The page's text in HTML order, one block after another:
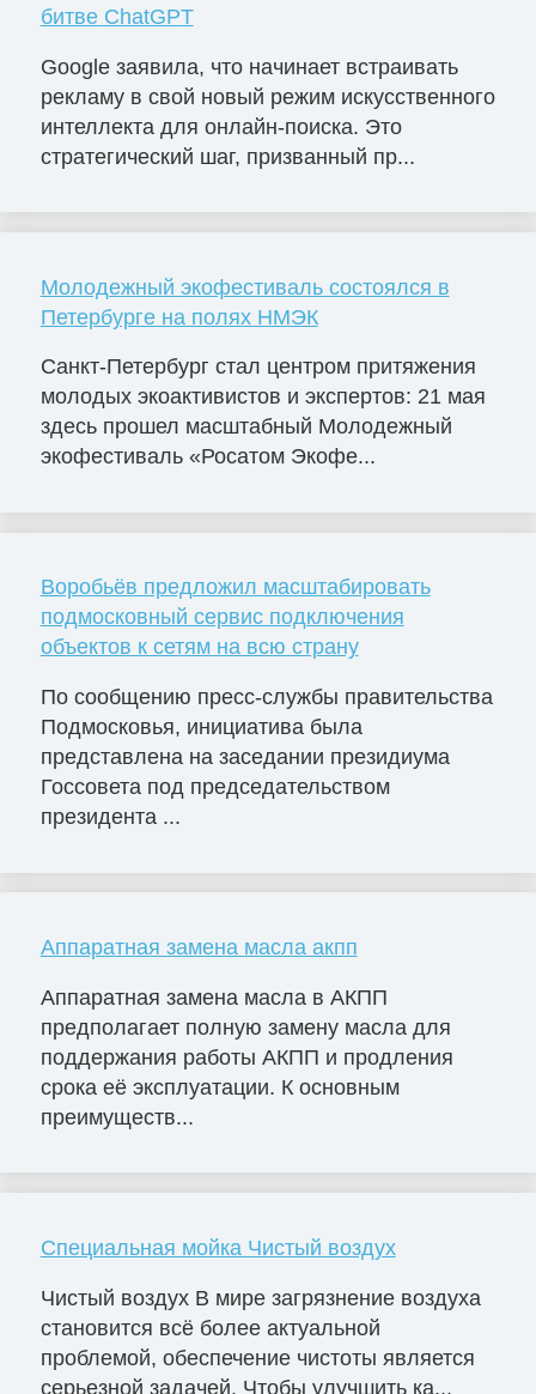
битве ChatGPT
Google заявила, что начинает встраивать
рекламу в свой новый режим искусственного
интеллекта для онлайн-поиска. Это
стратегический шаг, призванный пр...
Молодежный экофестиваль состоялся в
Петербурге на полях НМЭК
Санкт-Петербург стал центром притяжения
молодых экоактивистов и экспертов: 21 мая
здесь прошел масштабный Молодежный
экофестиваль «Росатом Экофе...
Воробьёв предложил масштабировать
подмосковный сервис подключения
объектов к сетям на всю страну
По сообщению пресс-службы правительства
Подмосковья, инициатива была
представлена на заседании президиума
Госсовета под председательством
президента ...
Аппаратная замена масла акпп
Аппаратная замена масла в АКПП
предполагает полную замену масла для
поддержания работы АКПП и продления
срока её эксплуатации. К основным
преимуществ...
Специальная мойка Чистый воздух
Чистый воздух В мире загрязнение воздуха
становится всё более актуальной
проблемой, обеспечение чистоты является
серьезной задачей. Чтобы улучшить ка...